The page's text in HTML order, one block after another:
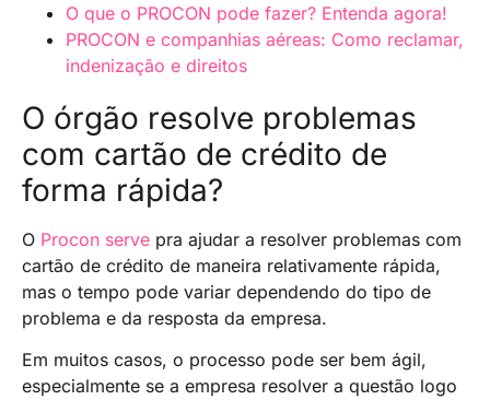
O que o PROCON pode fazer? Entenda agora!
PROCON e companhias aéreas: Como reclamar,
indenização e direitos
O órgão resolve problemas
com cartão de crédito de
forma rápida?
O Procon serve pra ajudar a resolver problemas com
cartão de crédito de maneira relativamente rápida,
mas o tempo pode variar dependendo do tipo de
problema e da resposta da empresa.
Em muitos casos, o processo pode ser bem ágil,
especialmente se a empresa resolver a questão logo